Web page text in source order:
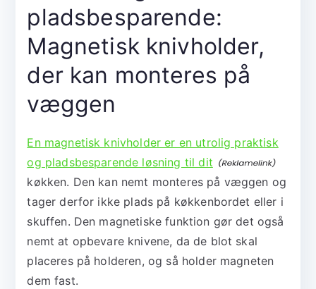
pladsbesparende:
Magnetisk knivholder,
der kan monteres på
væggen
En magnetisk knivholder er en utrolig praktisk
og pladsbesparende løsning til dit
køkken. Den kan nemt monteres på væggen og
tager derfor ikke plads på køkkenbordet eller i
skuffen. Den magnetiske funktion gør det også
nemt at opbevare knivene, da de blot skal
placeres på holderen, og så holder magneten
dem fast.